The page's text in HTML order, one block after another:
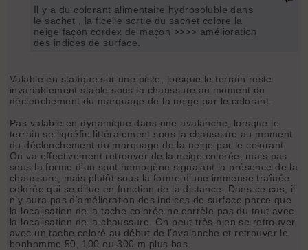
Il y a du colorant alimentaire hydrosoluble dans
le sachet , la ficelle sortie du sachet colore la
neige façon cordex de maçon >>>> amélioration
des indices de surface.
Valable en statique sur une piste, lorsque le terrain reste
invariablement stable sous la chaussure au moment du
déclenchement du marquage de la neige par le colorant.
Pas valable en dynamique dans une avalanche, lorsque le
terrain se liquéfie littéralement sous la chaussure au moment
du déclenchement du marquage de la neige par le colorant.
On va effectivement retrouver de la neige colorée, mais pas
sous la forme d’un spot homogène signalant la présence de la
chaussure, mais plutôt sous la forme d’une immense traînée
colorée qui se dilue en fonction de la distance. Dans ce cas, il
n’y aura pas d’amélioration des indices de surface parce que
la localisation de la tache colorée ne corrèle pas du tout avec
la localisation de la chaussure. On peut très bien se retrouver
avec un tache coloré au début de l’avalanche et retrouver le
bonhomme 50, 100 ou 300 m plus bas.